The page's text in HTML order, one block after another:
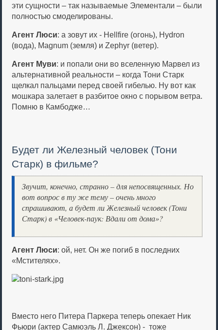
эти сущности – так называемые Элементали – были
полностью смоделированы.
Агент Люси: а зовут их - Hellfire (огонь), Hydron
(вода), Magnum (земля) и Zephyr (ветер).
Агент Муви: и попали они во вселенную Марвел из
альтернативной реальности – когда Тони Старк
щелкал пальцами перед своей гибелью. Ну вот как
мошкара залетает в разбитое окно с порывом ветра.
Помню в Камбодже…
Будет ли Железный человек (Тони
Старк) в фильме?
Звучит, конечно, странно – для непосвященных. Но
вот вопрос в ту же тему – очень много
спрашивают, а будет ли Железный человек (Тони
Старк) в «Человек-паук: Вдали от дома»?
Агент Люси: ой, нет. Он же погиб в последних
«Мстителях».
Вместо него Питера Паркера теперь опекает Ник
Фьюри (актер Самюэль Л. Джексон) - тоже